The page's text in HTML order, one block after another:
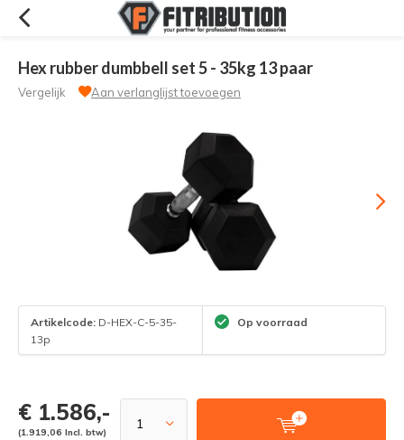
Hex rubber dumbbell set 5 - 35kg 13 paar
Vergelijk Aan verlanglijst toevoegen
Artikelcode: D-HEX-C-5-35-
13p
Op voorraad
€ 1.586,-
(1.919,06 Incl. btw)